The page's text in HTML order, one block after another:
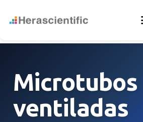
Microtubos
ventiladas